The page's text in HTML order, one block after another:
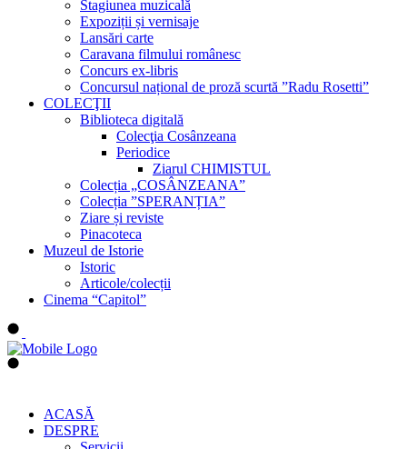
Stagiunea muzicală
Expoziții și vernisaje
Lansări carte
Caravana filmului românesc
Concurs ex-libris
Concursul național de proză scurtă ”Radu Rosetti”
COLECŢII
Biblioteca digitală
Colecţia Cosânzeana
Periodice
Ziarul CHIMISTUL
Colecția „COSÂNZEANA”
Colecția ”SPERANȚIA”
Ziare și reviste
Pinacoteca
Muzeul de Istorie
Istoric
Articole/colecții
Cinema “Capitol”
ACASĂ
DESPRE